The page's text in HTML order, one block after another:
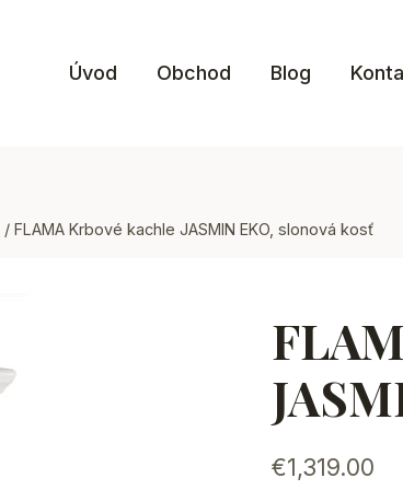
Úvod Obchod Blog
/ FLAMA Krbové kachle JASMIN EKO, slonová kosť
€1,319.00